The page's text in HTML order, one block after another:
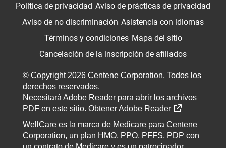
Política de privacidad Aviso de prácticas de privacidad
Aviso de no discriminación Asistencia con idiomas
Términos y condiciones Mapa del sitio
Cancelación de la inscripción de afiliados
© Copyright 2026 Centene Corporation. Todos los
derechos reservados.
Necesitará Adobe Reader para abrir los archivos
PDF en este sitio. Obtener Adobe Reader
External
WellCare es la marca de Medicare para Centene
Corporation, un plan HMO, PPO, PFFS, PDP con